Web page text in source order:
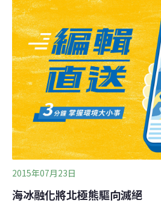
年上1次的調查以來，最新的數量
「氣候變遷未來將繼續嚴重威脅北
告再一次證實2008年的調查發現
能性在未來的35到40年，全球的
2015年07月23日
海冰融化將北極熊驅向滅絕